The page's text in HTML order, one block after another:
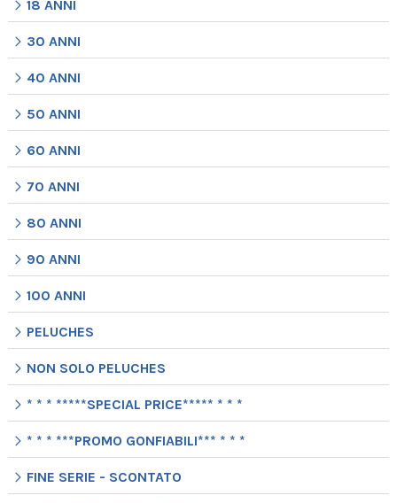
18 ANNI
30 ANNI
40 ANNI
50 ANNI
60 ANNI
70 ANNI
80 ANNI
90 ANNI
100 ANNI
PELUCHES
NON SOLO PELUCHES
* * * *****SPECIAL PRICE***** * * *
* * * ***PROMO GONFIABILI*** * * *
FINE SERIE - SCONTATO